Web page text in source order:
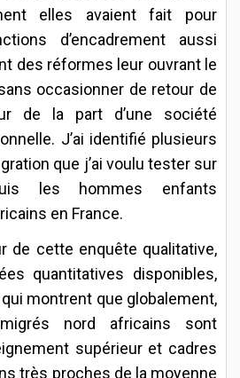
elles avaient fait pour
d’encadrement aussi
des réformes leur ouvrant le
occasionner de retour de
de la part d’une société
J’ai identifié plusieurs
que j’ai voulu tester sur
les hommes enfants
en France.
de cette enquête qualitative,
quantitatives disponibles,
montrent que globalement,
nord africains sont
supérieur et cadres
très proches de la moyenne